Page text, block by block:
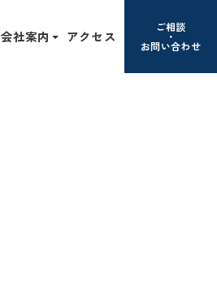
会社案内 アクセス
ご相談
お問い合わせ